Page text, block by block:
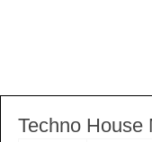
Techno House